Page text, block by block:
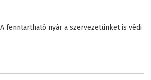
A fenntartható nyár a szervezetünket is védi